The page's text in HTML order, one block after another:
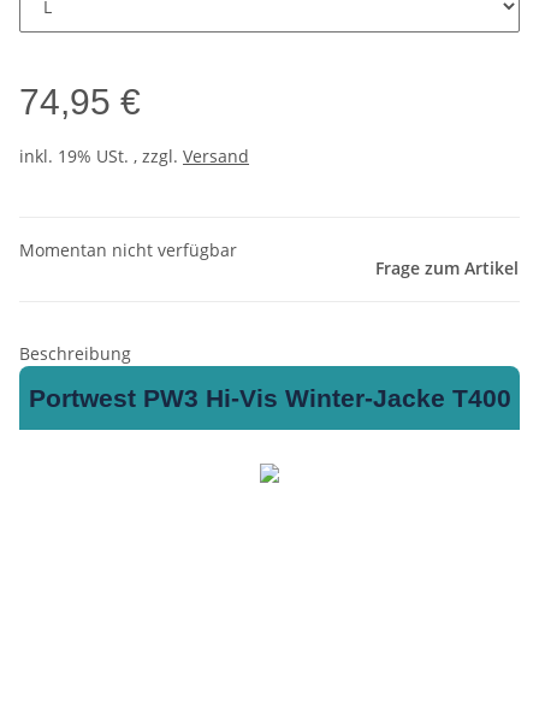
74,95 €
inkl. 19% USt. , zzgl. Versand
Momentan nicht verfügbar
Frage zum Artikel
Beschreibung
Portwest PW3 Hi-Vis Winter-Jacke T400